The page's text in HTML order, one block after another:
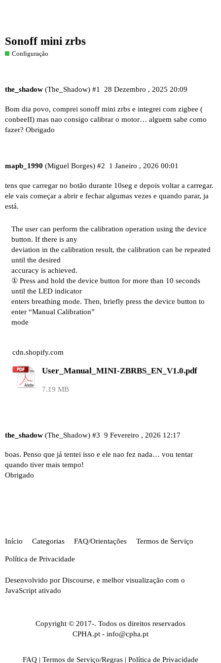
Sonoff mini zrbs
Configuração
the_shadow (The_Shadow) 28 Dezembro , 2025 20:09
#1
Bom dia povo, comprei sonoff mini zrbs e integrei com zigbee (
conbeeII) mas nao consigo calibrar o motor… alguem sabe como
fazer? Obrigado
mapb_1990 (Miguel Borges) 1 Janeiro , 2026 00:01
#2
tens que carregar no botão durante 10seg e depois voltar a carregar.
ele vais começar a abrir e fechar algumas vezes e quando parar, ja
está.
The user can perform the calibration operation using the device
button. If there is any
deviation in the calibration result, the calibration can be repeated
until the desired
accuracy is achieved.
① Press and hold the device button for more than 10 seconds
until the LED indicator
enters breathing mode. Then, briefly press the device button to
enter “Manual Calibration”
mode
cdn.shopify.com
User_Manual_MINI-ZBRBS_EN_V1.0.pdf
7.19 MB
the_shadow (The_Shadow) 9 Fevereiro , 2026 12:17
#3
boas. Penso que já tentei isso e ele nao fez nada… vou tentar
quando tiver mais tempo!
Obrigado
Início Categorias FAQ/Orientações Termos de Serviço
Política de Privacidade
Desenvolvido por Discourse, e melhor visualização com o
JavaScript ativado
Copyright © 2017-. Todos os direitos reservados
CPHA.pt - info@cpha.pt
FAQ | Termos de Serviço/Regras | Política de Privacidade